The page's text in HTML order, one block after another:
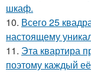
шкаф.
10. Всего 25
настоящему
11. Эта квартира
поэтому каждый